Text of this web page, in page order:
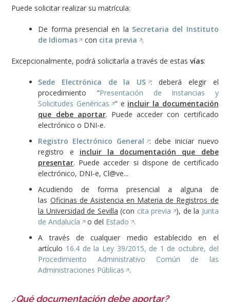
Puede solicitar realizar su matrícula:
De forma presencial en la Secretaria del Instituto
de Idiomas
con cita previa .
Excepcionalmente, podrá solicitarla a través de estasvías:
Sede Electrónica de la US : deberá elegir el
procedimiento "Presentación de Instancias y
Solicitudes Genéricas
" e incluir la documentación
que debe aportar. Puede acceder con certificado
electrónico o DNI-e.
Registro Electrónico General : debe iniciar nuevo
registro e incluir la documentación que debe
presentar. Puede acceder si dispone de certificado
electrónico, DNI-e, Cl@ve...
Acudiendo de forma presencial a alguna de
las Oficinas de Asistencia en Materia de Registros de
la Universidad de Sevilla (con cita previa ), de la Junta
de Andalucía
o del Estado
.
A través de cualquier medio establecido en el
artículo 16.4 de la Ley 39/2015, de 1 de octubre, del
Procedimiento Administrativo Común de las
Administraciones Públicas
.
¿Qué documentación debe aportar?